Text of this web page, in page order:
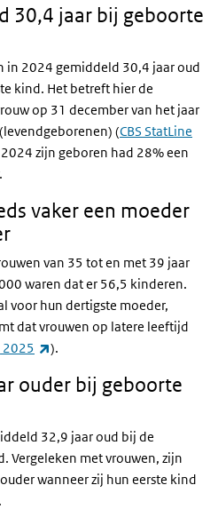
30,4 jaar bij geboorte
in 2024 gemiddeld 30,4 jaar oud
kind. Het betreft hier de
op 31 december van het jaar
(CBS StatLine
zijn geboren had 28% een
vaker een moeder
van 35 tot en met 39 jaar
waren dat er 56,5 kinderen.
voor hun dertigste moeder,
dat vrouwen op latere leeftijd
2025 (externe link)
).
ouder bij geboorte
32,9 jaar oud bij de
Vergeleken met vrouwen, zijn
wanneer zij hun eerste kind